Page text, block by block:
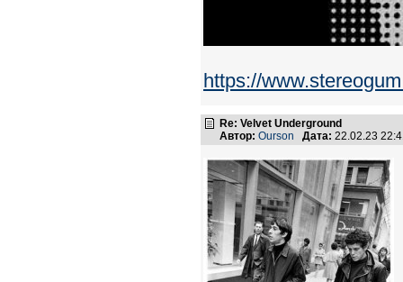
https://
Re: Velvet Underground
Автор: Ourson Дата: 22.02.23